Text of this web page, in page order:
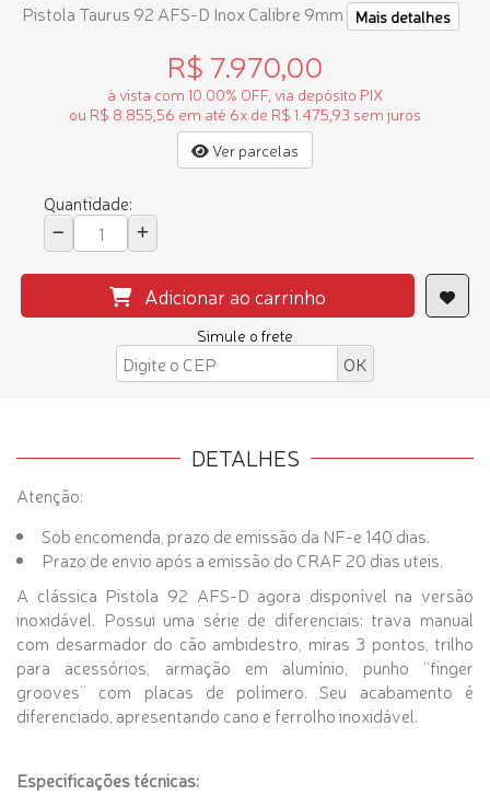
Pistola Taurus 92 AFS-D Inox Calibre 9mm Mais detalhes
R$ 7.970,00
à vista com 10.00% OFF, via depósito PIX
ou R$ 8.855,56 em até 6x de R$ 1.475,93 sem juros
Ver parcelas
Quantidade:
Adicionar ao carrinho
Simule o frete
DETALHES
Atenção:
Sob encomenda, prazo de emissão da NF-e 140 dias.
Prazo de envio após a emissão do CRAF 20 dias uteis.
A clássica Pistola 92 AFS-D agora disponível na versão
inoxidável. Possui uma série de diferenciais: trava manual
com desarmador do cão ambidestro, miras 3 pontos, trilho
para acessórios, armação em alumínio, punho “finger
grooves” com placas de polímero. Seu acabamento é
diferenciado, apresentando cano e ferrolho inoxidável.
Especificações técnicas: